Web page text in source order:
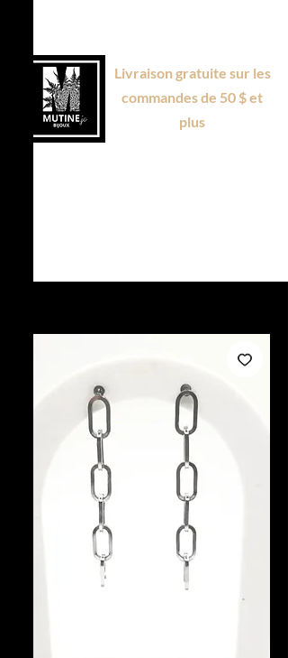
Livraison gratuite sur les
commandes de 50 $ et
plus